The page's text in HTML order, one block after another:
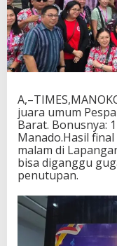
juara umum
Barat. Bonusnya:
Manado.Hasil
malam di
bisa diganggu
penutupan.